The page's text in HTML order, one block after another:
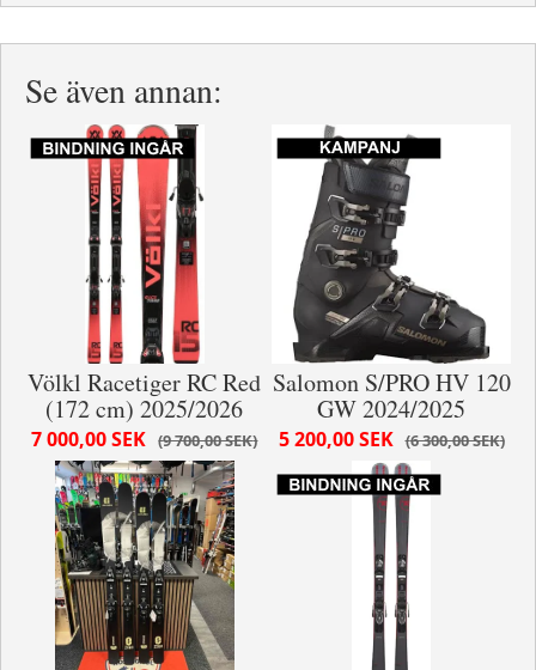
Se även annan:
Völkl Racetiger RC Red
(172 cm) 2025/2026
9 700,00 SEK
7 000,00 SEK
Salomon S/PRO HV 120
GW 2024/2025
6 300,00 SEK
5 200,00 SEK